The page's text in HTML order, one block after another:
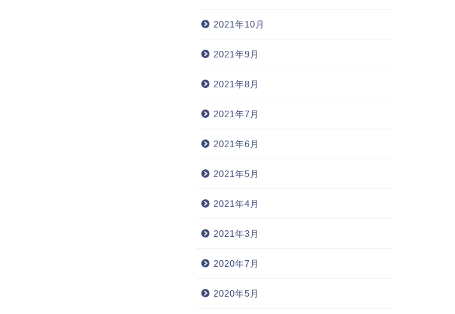
2021年10月
2021年9月
2021年8月
2021年7月
2021年6月
2021年5月
2021年4月
2021年3月
2020年7月
2020年5月